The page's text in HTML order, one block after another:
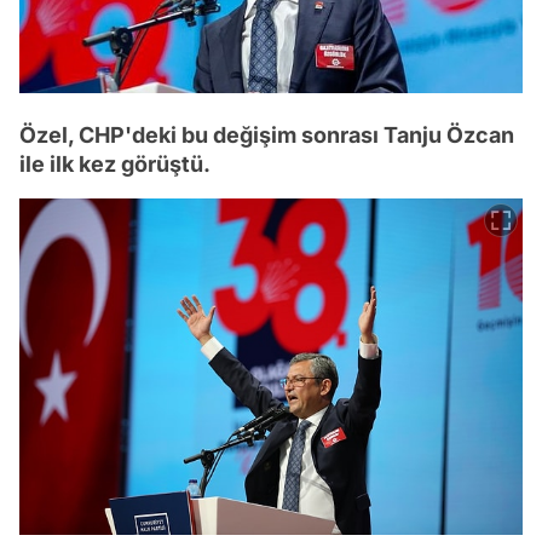
Özel, CHP'deki bu değişim sonrası Tanju Özcan
ile ilk kez görüştü.